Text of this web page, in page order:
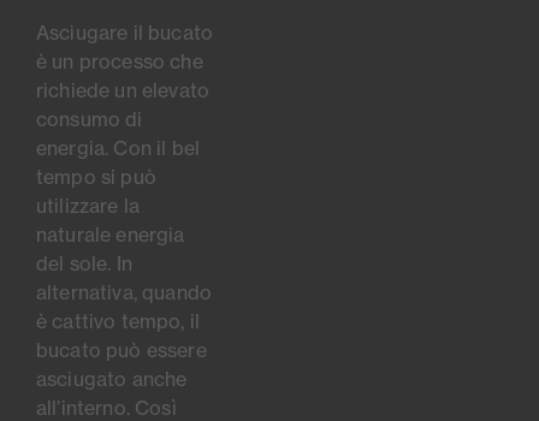
Asciugare il bucato
è un processo che
richiede un elevato
consumo di
energia. Con il bel
tempo si può
utilizzare la
naturale energia
del sole. In
alternativa, quando
è cattivo tempo, il
bucato può essere
asciugato anche
all’interno. Così